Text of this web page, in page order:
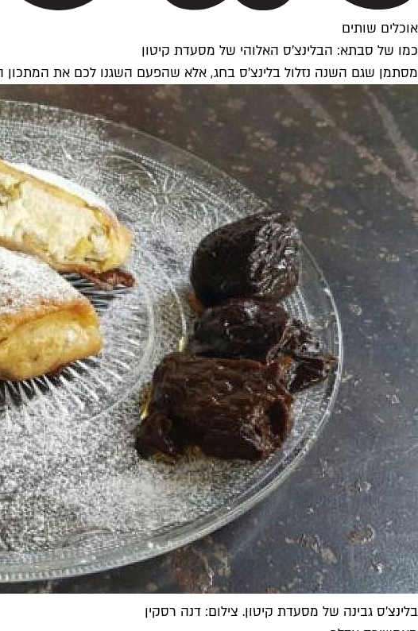
אוכלים שותים
כמו של סבתא: הבלינצ'ס האלוהי של מסעדת קיטון
מסתמן שגם השנה נזלול בלינצ'ס בחג, אלא שהפעם השגנו לכם את המתכון
בלינצ'ס גבינה של מסעדת קיטון. צילום: דנה רסקין